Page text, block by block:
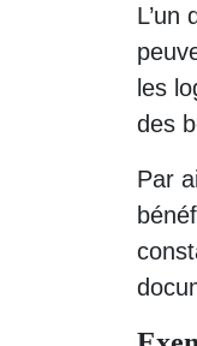
L’un
les
des
Par